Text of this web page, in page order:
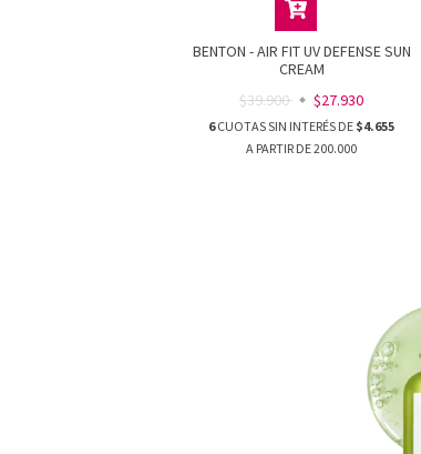
BENTON - AIR FIT UV DEFENSE SUN
CREAM
$39.900
$27.930
6CUOTAS SIN INTERÉS DE $4.655